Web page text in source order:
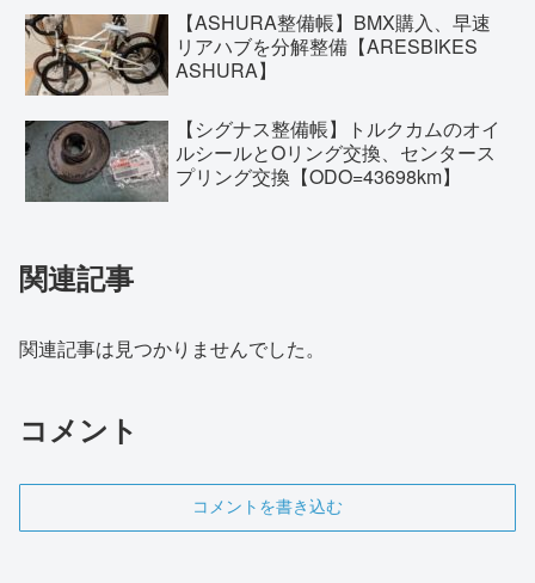
【ASHURA整備帳】BMX購入、早速
リアハブを分解整備【ARESBIKES
ASHURA】
【シグナス整備帳】トルクカムのオイ
ルシールとOリング交換、センタース
プリング交換【ODO=43698km】
関連記事
関連記事は見つかりませんでした。
コメント
コメントを書き込む